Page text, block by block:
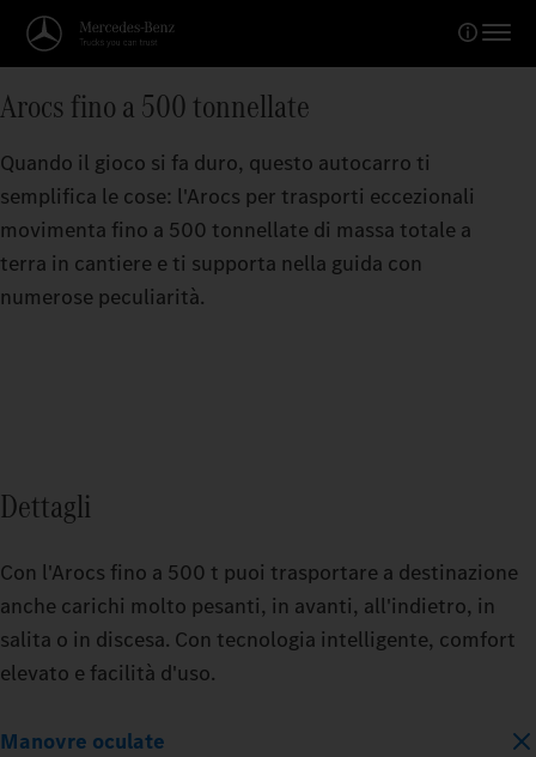
Arocs fino a 500 tonnellate
Quando il gioco si fa duro, questo autocarro ti
semplifica le cose: l'Arocs per trasporti eccezionali
movimenta fino a 500 tonnellate di massa totale a
terra in cantiere e ti supporta nella guida con
numerose peculiarità.
Dettagli
Con l'Arocs fino a 500 t puoi trasportare a destinazione
anche carichi molto pesanti, in avanti, all'indietro, in
salita o in discesa. Con tecnologia intelligente, comfort
elevato e facilità d'uso.
Manovre oculate